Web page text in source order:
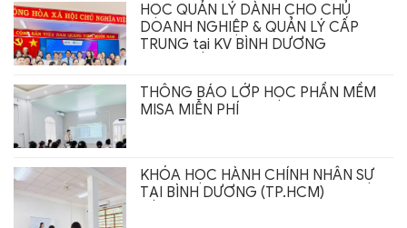
HỌC QUẢN LÝ DÀNH CHO CHỦ
DOANH NGHIỆP & QUẢN LÝ CẤP
TRUNG tại KV BÌNH DƯƠNG
THÔNG BÁO LỚP HỌC PHẦN MỀM
MISA MIỄN PHÍ
KHÓA HỌC HÀNH CHÍNH NHÂN SỰ
TẠI BÌNH DƯƠNG (TP.HCM)